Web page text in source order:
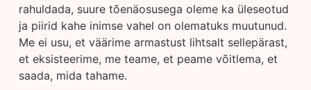
rahuldada, suure tõenäosusega oleme ka üleseotud
ja piirid kahe inimse vahel on olematuks muutunud.
Me ei usu, et väärime armastust lihtsalt sellepärast,
et eksisteerime, me teame, et peame võitlema, et
saada, mida tahame.